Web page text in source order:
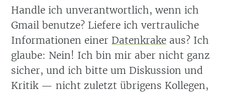
Handle ich unverantwortlich, wenn ich
Gmail benutze? Liefere ich vertrauliche
Informationen einer Datenkrake aus? Ich
glaube: Nein! Ich bin mir aber nicht ganz
sicher, und ich bitte um Diskussion und
Kritik — nicht zuletzt übrigens Kollegen,